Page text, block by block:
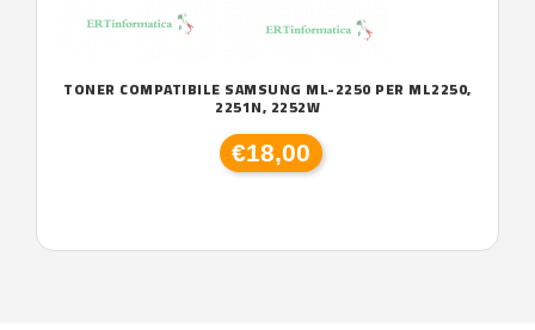
TONER COMPATIBILE SAMSUNG ML-2250 PER ML2250,
2251N, 2252W
€18,00